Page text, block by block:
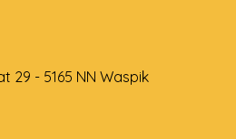
29 - 5165 NN Waspik